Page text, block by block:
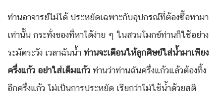
ท่านอาจารย์ไม่ได้ ประหยัดเฉพาะกับอุปกรณ์ที่ต้องซื้อหามา
เท่านั้น กระทั่งของที่หาได้ง่าย ๆ ในสวนโมกข์ท่านก็ใช้อย่าง
ระมัดระวัง เวลาฉันน้ำ ท่านจะเตือนให้ลูกศิษย์ใส่น้ำมาเพียง
ครึ่งแก้ว อย่าใส่เต็มแก้ว ท่านว่าท่านฉันครึ่งแก้วแล้วต้องทิ้ง
อีกครึ่งแก้ว ไม่เป็นการประหยัด เรียกว่าไม่ใช้น้ำด้วยสติ